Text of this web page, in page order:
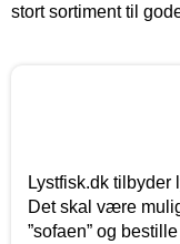
stort sortiment til
Lystfisk.dk tilbyder
Det skal være
”sofaen” og